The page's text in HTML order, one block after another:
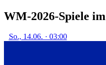
WM-2026-Spiele
So., 14.06. · 03:00